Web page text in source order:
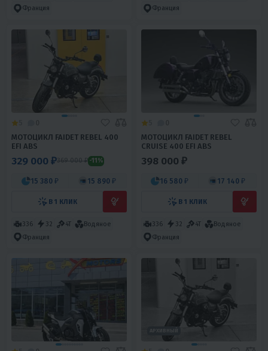
Франция
Франция
МОТОЦИКЛ FAIDET REBEL 400
EFI ABS
329 000 ₽369 000 ₽ -11%
15 380 ₽ 15 890 ₽
В 1 КЛИК
336 32 4T
Водяное
Франция
МОТОЦИКЛ FAIDET REBEL
CRUISE 400 EFI ABS
398 000 ₽
16 580 ₽ 17 140 ₽
В 1 КЛИК
336 32 4T
Водяное
Франция
АРХИВНЫЙ